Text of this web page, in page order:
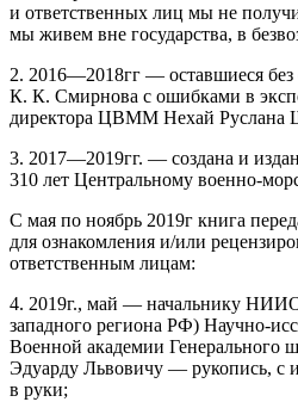
и ответственных лиц мы не
мы живем вне государства, в
2. 2016—2018гг — оставшиеся
К. К. Смирнова с ошибками в
директора ЦВММ Нехай Руслана
3. 2017—2019гг. — создана и
310 лет Центральному военно-
С мая по ноябрь 2019г книга
для ознакомления и/или
ответственным лицам:
4. 2019г., май — начальнику НИИО
западного региона РФ) Научно-
Военной академии
Эдуарду Львовичу — рукопись, с
в руки;